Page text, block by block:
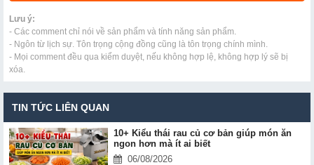
Lưu ý:
- Các comment chỉ nói về sản phẩm và tính năng sản phẩm.
- Ngôn từ lịch sự. Tôn trọng cộng đồng cũng là tôn trọng chính mình.
- Mọi comment đều qua kiểm duyệt, nếu không hợp lệ, không hợp lý sẽ bị
xóa.
TIN TỨC LIÊN QUAN
10+ Kiểu thái rau củ cơ bản giúp món ăn
ngon hơn mà ít ai biết
06/08/2026